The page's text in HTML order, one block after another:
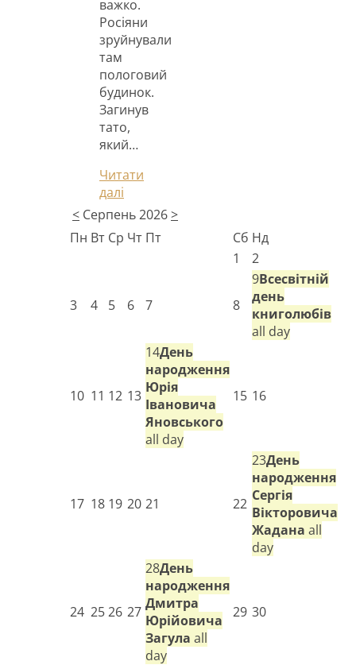
важко.
Росіяни
зруйнували
там
пологовий
будинок.
Загинув
тато,
який…
Читати
далі
< Серпень 2026>
Пн Вт Ср Чт Пт Сб Нд
1
2
3 4 5 6 7 8
9Всесвітній
день
книголюбів
all day
10 11 12 13
14День
народження
Юрія
Івановича
Яновського
all day
15 16
17 18 19 20 21 22
23День
народження
Сергія
Вікторовича
Жадана all
day
24 2526 27
28День
народження
Дмитра
Юрійовича
Загула all
day
29 30